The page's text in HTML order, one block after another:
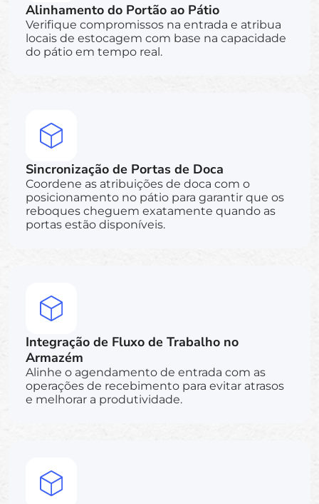
Alinhamento do Portão ao Pátio
Verifique compromissos na entrada e atribua
locais de estocagem com base na capacidade
do pátio em tempo real.
Sincronização de Portas de Doca
Coordene as atribuições de doca com o
posicionamento no pátio para garantir que os
reboques cheguem exatamente quando as
portas estão disponíveis.
Integração de Fluxo de Trabalho no
Armazém
Alinhe o agendamento de entrada com as
operações de recebimento para evitar atrasos
e melhorar a produtividade.